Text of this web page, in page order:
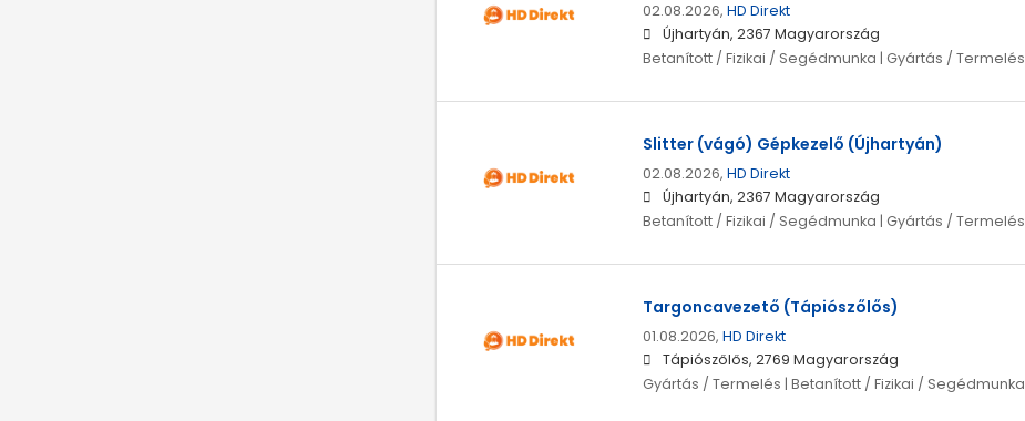
02.08.2026, HD Direkt
Újhartyán, 2367 Magyarország
Betanított / Fizikai / Segédmunka | Gyártás / Termelés
Slitter (vágó) Gépkezelő (Újhartyán)
02.08.2026, HD Direkt
Újhartyán, 2367 Magyarország
Betanított / Fizikai / Segédmunka | Gyártás / Termelés
Targoncavezető (Tápiószőlős)
01.08.2026, HD Direkt
Tápiószőlős, 2769 Magyarország
Gyártás / Termelés | Betanított / Fizikai / Segédmunka